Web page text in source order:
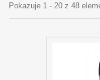
Pokazuje 1 - 20 z 48